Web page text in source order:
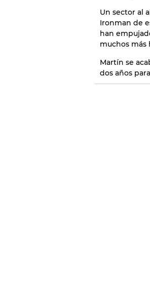
Un sector al
Ironman de
han
muchos más
Martín se
dos años